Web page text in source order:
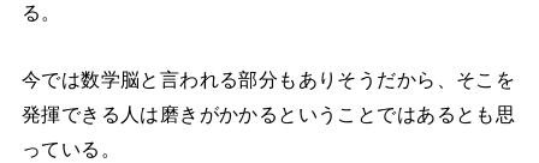
る。
今では数学脳と言われる部分もありそうだから、そこを
発揮できる人は磨きがかかるということではあるとも思
っている。